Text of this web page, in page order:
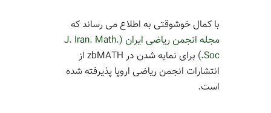
با کمال خوشوقتی به اطلاع می رساند که
مجله انجمن ریاضی ایران (J. Iran. Math.
Soc.)
برای نمایه شدن در zbMATH از
انتشارات انجمن ریاضی اروپا پذیرفته شده
است.